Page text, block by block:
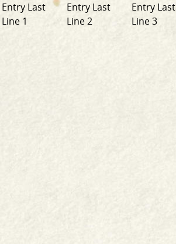
Entry Last
Line 1
Entry Last
Line 2
Entry Last
Line 3